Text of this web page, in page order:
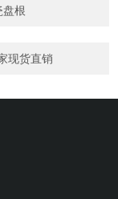
盘根
现货直销